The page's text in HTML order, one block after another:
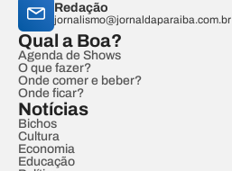
Redação
jornalismo@jornaldaparaiba.com.br
Qual a Boa?
Agenda de Shows
O que fazer?
Onde comer e beber?
Onde ficar?
Notícias
Bichos
Cultura
Economia
Educação